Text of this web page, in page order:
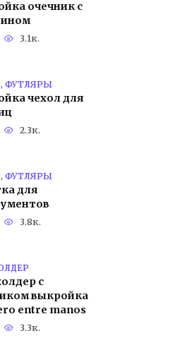
очечник с
3.1к.
ФУТЛЯРЫ
чехол для
2.3к.
ФУТЛЯРЫ
для
3.8к.
с
выкройка
entre manos
3.3к.